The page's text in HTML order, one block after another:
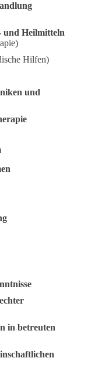
und Heilmitteln
Hilfen)
und
in betreuten